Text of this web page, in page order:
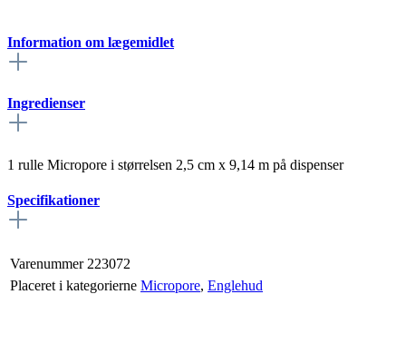
Information om lægemidlet
Ingredienser
1 rulle Micropore i størrelsen 2,5 cm x 9,14 m på dispenser
Specifikationer
Varenummer 223072
Placeret i kategorierne Micropore, Englehud